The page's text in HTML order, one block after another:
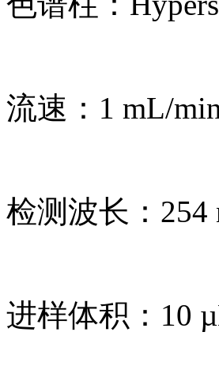
流速：1 mL/
检测波长：254
进样体积：10